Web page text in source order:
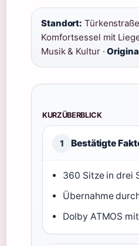
Standort:
Komfortsessel mit
Musik & Kultur ·
KURZÜBERBLICK
1 Bestätigte
360 Sitze in drei
Übernahme
Dolby ATMOS